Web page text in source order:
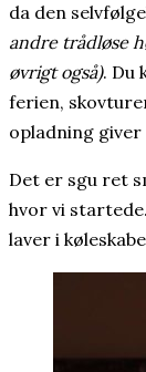
da den
andre trådløse
øvrigt også). Du
ferien,
opladning giver
Det er sgu ret
hvor vi
laver i